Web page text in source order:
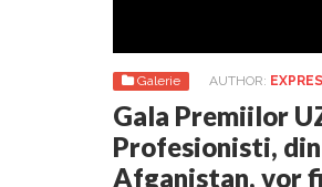
Galerie AUTHOR:
Gala Premiilor
Profesionisti,
Afganistan, vor